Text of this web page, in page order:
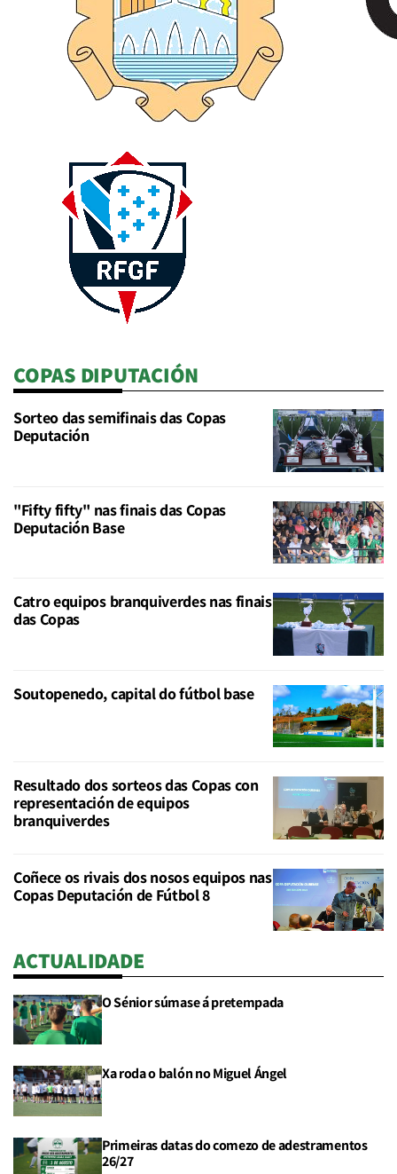
COPAS DIPUTACIÓN
Sorteo das semifinais das Copas
Deputación
"Fifty fifty" nas finais das Copas
Deputación Base
Catro equipos branquiverdes nas finais
das Copas
Soutopenedo, capital do fútbol base
Resultado dos sorteos das Copas con
representación de equipos
branquiverdes
Coñece os rivais dos nosos equipos nas
Copas Deputación de Fútbol 8
ACTUALIDADE
O Sénior súmase á pretempada
Xa roda o balón no Miguel Ángel
Primeiras datas do comezo de adestramentos
26/27